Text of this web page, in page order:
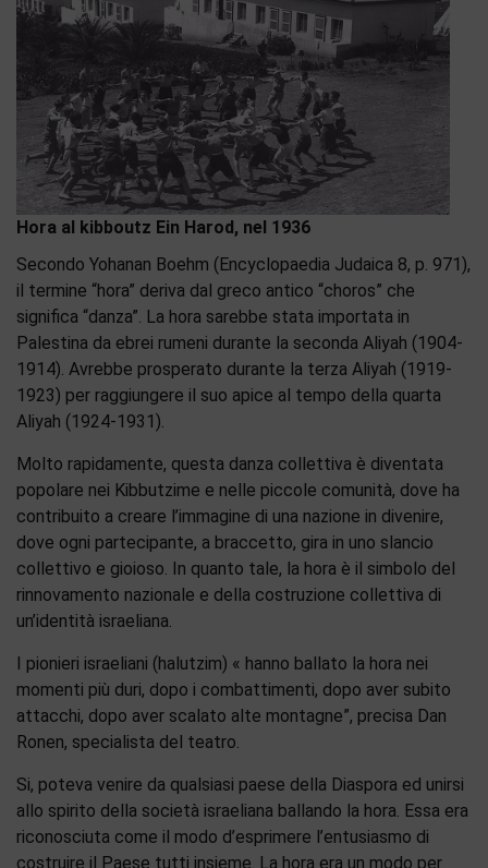
Hora al kibboutz Ein Harod, nel 1936
Secondo Yohanan Boehm (Encyclopaedia Judaica 8, p. 971),
il termine “hora” deriva dal greco antico “choros” che
significa “danza”. La hora sarebbe stata importata in
Palestina da ebrei rumeni durante la seconda Aliyah (1904-
1914). Avrebbe prosperato durante la terza Aliyah (1919-
1923) per raggiungere il suo apice al tempo della quarta
Aliyah (1924-1931).
Molto rapidamente, questa danza collettiva è diventata
popolare nei Kibbutzime e nelle piccole comunità, dove ha
contribuito a creare l’immagine di una nazione in divenire,
dove ogni partecipante, a braccetto, gira in uno slancio
collettivo e gioioso. In quanto tale, la hora è il simbolo del
rinnovamento nazionale e della costruzione collettiva di
un’identità israeliana.
I pionieri israeliani (halutzim) « hanno ballato la hora nei
momenti più duri, dopo i combattimenti, dopo aver subito
attacchi, dopo aver scalato alte montagne”, precisa Dan
Ronen, specialista del teatro.
Si, poteva venire da qualsiasi paese della Diaspora ed unirsi
allo spirito della società israeliana ballando la hora. Essa era
riconosciuta come il modo d’esprimere l’entusiasmo di
costruire il Paese tutti insieme. La hora era un modo per